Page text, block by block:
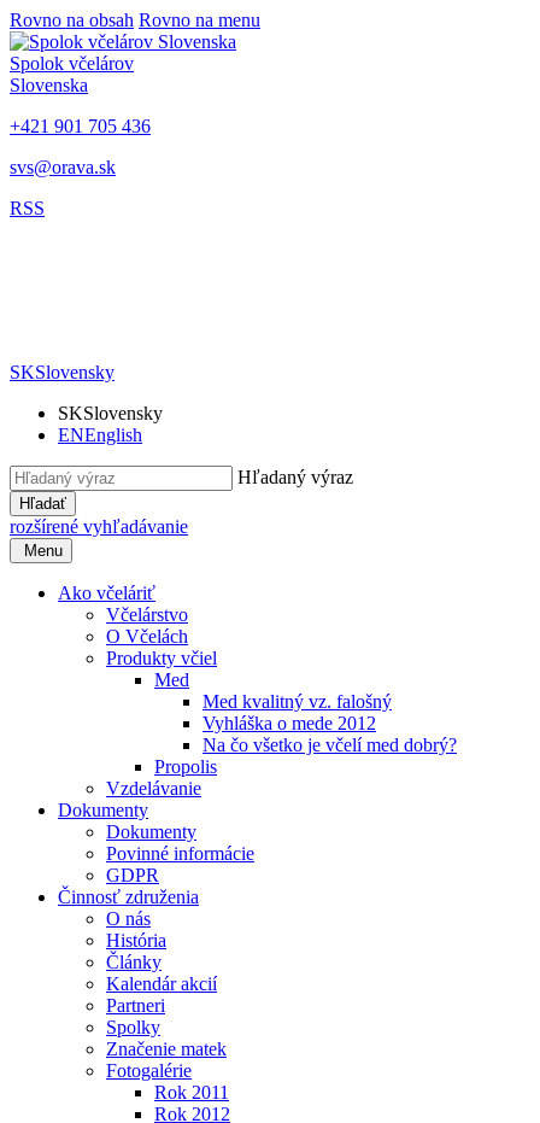
Rovno na obsah Rovno na menu
Spolok včelárov
Slovenska
+421 901 705 436
svs@orava.sk
RSS
SKSlovensky
SKSlovensky
ENEnglish
Hľadaný výraz
Hľadať
rozšírené vyhľadávanie
Menu
Ako včeláriť
Včelárstvo
O Včelách
Produkty včiel
Med
Med kvalitný vz. falošný
Vyhláška o mede 2012
Na čo všetko je včelí med dobrý?
Propolis
Vzdelávanie
Dokumenty
Dokumenty
Povinné informácie
GDPR
Činnosť združenia
O nás
História
Články
Kalendár akcií
Partneri
Spolky
Značenie matek
Fotogalérie
Rok 2011
Rok 2012